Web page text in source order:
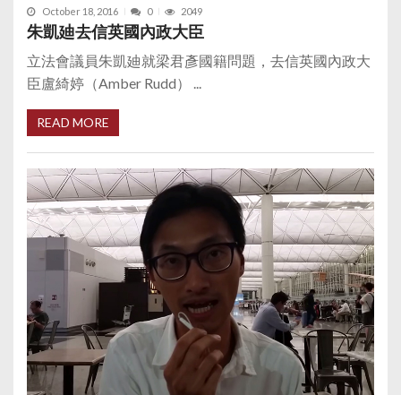
October 18, 2016 0 2049
朱凱廸去信英國內政大臣
立法會議員朱凱廸就梁君彥國籍問題，去信英國內政大
臣盧綺婷（Amber Rudd） ...
READ MORE